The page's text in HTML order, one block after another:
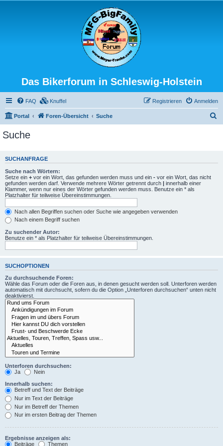
Das Bikerforum in Schleswig-Holstein
FAQ Knuffel Anmelden
Registrieren
Portal Foren-Übersicht Suche
e
Suche
SUCHANFRAGE
Suche nach Wörtern:
Setze ein + vor ein Wort, das gefunden werden muss und ein - vor ein Wort, das nicht
gefunden werden darf. Verwende mehrere Wörter getrennt durch | innerhalb einer
Klammer, wenn nur eines der Wörter gefunden werden muss. Benutze ein * als
Platzhalter für teilweise Übereinstimmungen.
Nach allen Begriffen suchen oder Suche wie angegeben verwenden
Nach einem Begriff suchen
Zu suchender Autor:
Benutze ein * als Platzhalter für teilweise Übereinstimmungen.
SUCHOPTIONEN
Zu durchsuchende Foren:
Wähle das Forum oder die Foren aus, in denen gesucht werden soll. Unterforen werden
automatisch mit durchsucht, sofern du die Option „Unterforen durchsuchen“ unten nicht
deaktivierst.
Unterforen durchsuchen:
Ja
Nein
Innerhalb suchen:
Betreff und Text der Beiträge
Nur im Text der Beiträge
Nur im Betreff der Themen
Nur im ersten Beitrag der Themen
Ergebnisse anzeigen als:
Beiträge
Themen